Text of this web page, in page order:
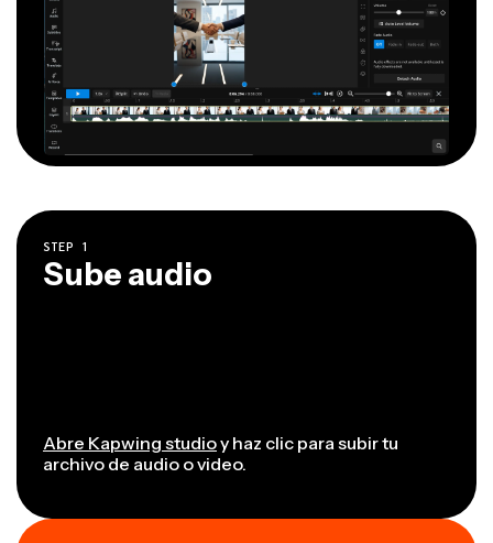
STEP 1
Sube audio
Abre Kapwing studioy haz clic para subir tu
archivo de audio o video.